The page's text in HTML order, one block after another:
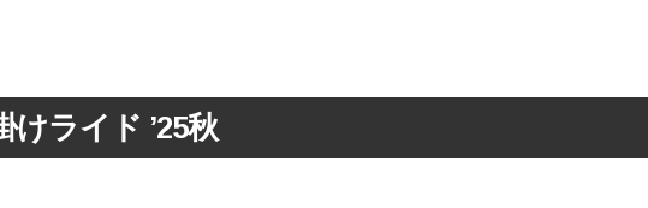
けライド ’25秋